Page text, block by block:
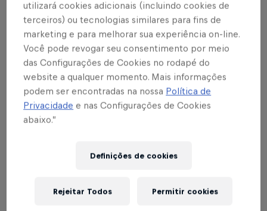
WRC season returns
utilizará cookies adicionais (incluindo cookies de
terceiros) ou tecnologias similares para fins de
marketing e para melhorar sua experiência on-line.
Você pode revogar seu consentimento por meio
das Configurações de Cookies no rodapé do
website a qualquer momento. Mais informações
podem ser encontradas na nossa Política de
Privacidade e nas Configurações de Cookies
abaixo.”
Definições de cookies
Rejeitar Todos Permitir cookies